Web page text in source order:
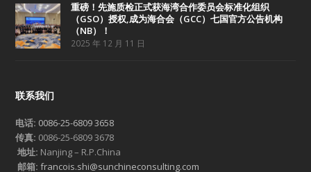
重磅！先施质检正式获海湾合作委员会标准化组织
（GSO）授权,成为海合会（GCC）七国官方公告机构
（NB）！
2025 年 12 月 11 日
联系我们
电话: 0086-25-6809 3658
传真: 0086-25-6809 3678
地址: Nanjing – R.P.China
邮箱: francois.shi@sunchineconsulting.com